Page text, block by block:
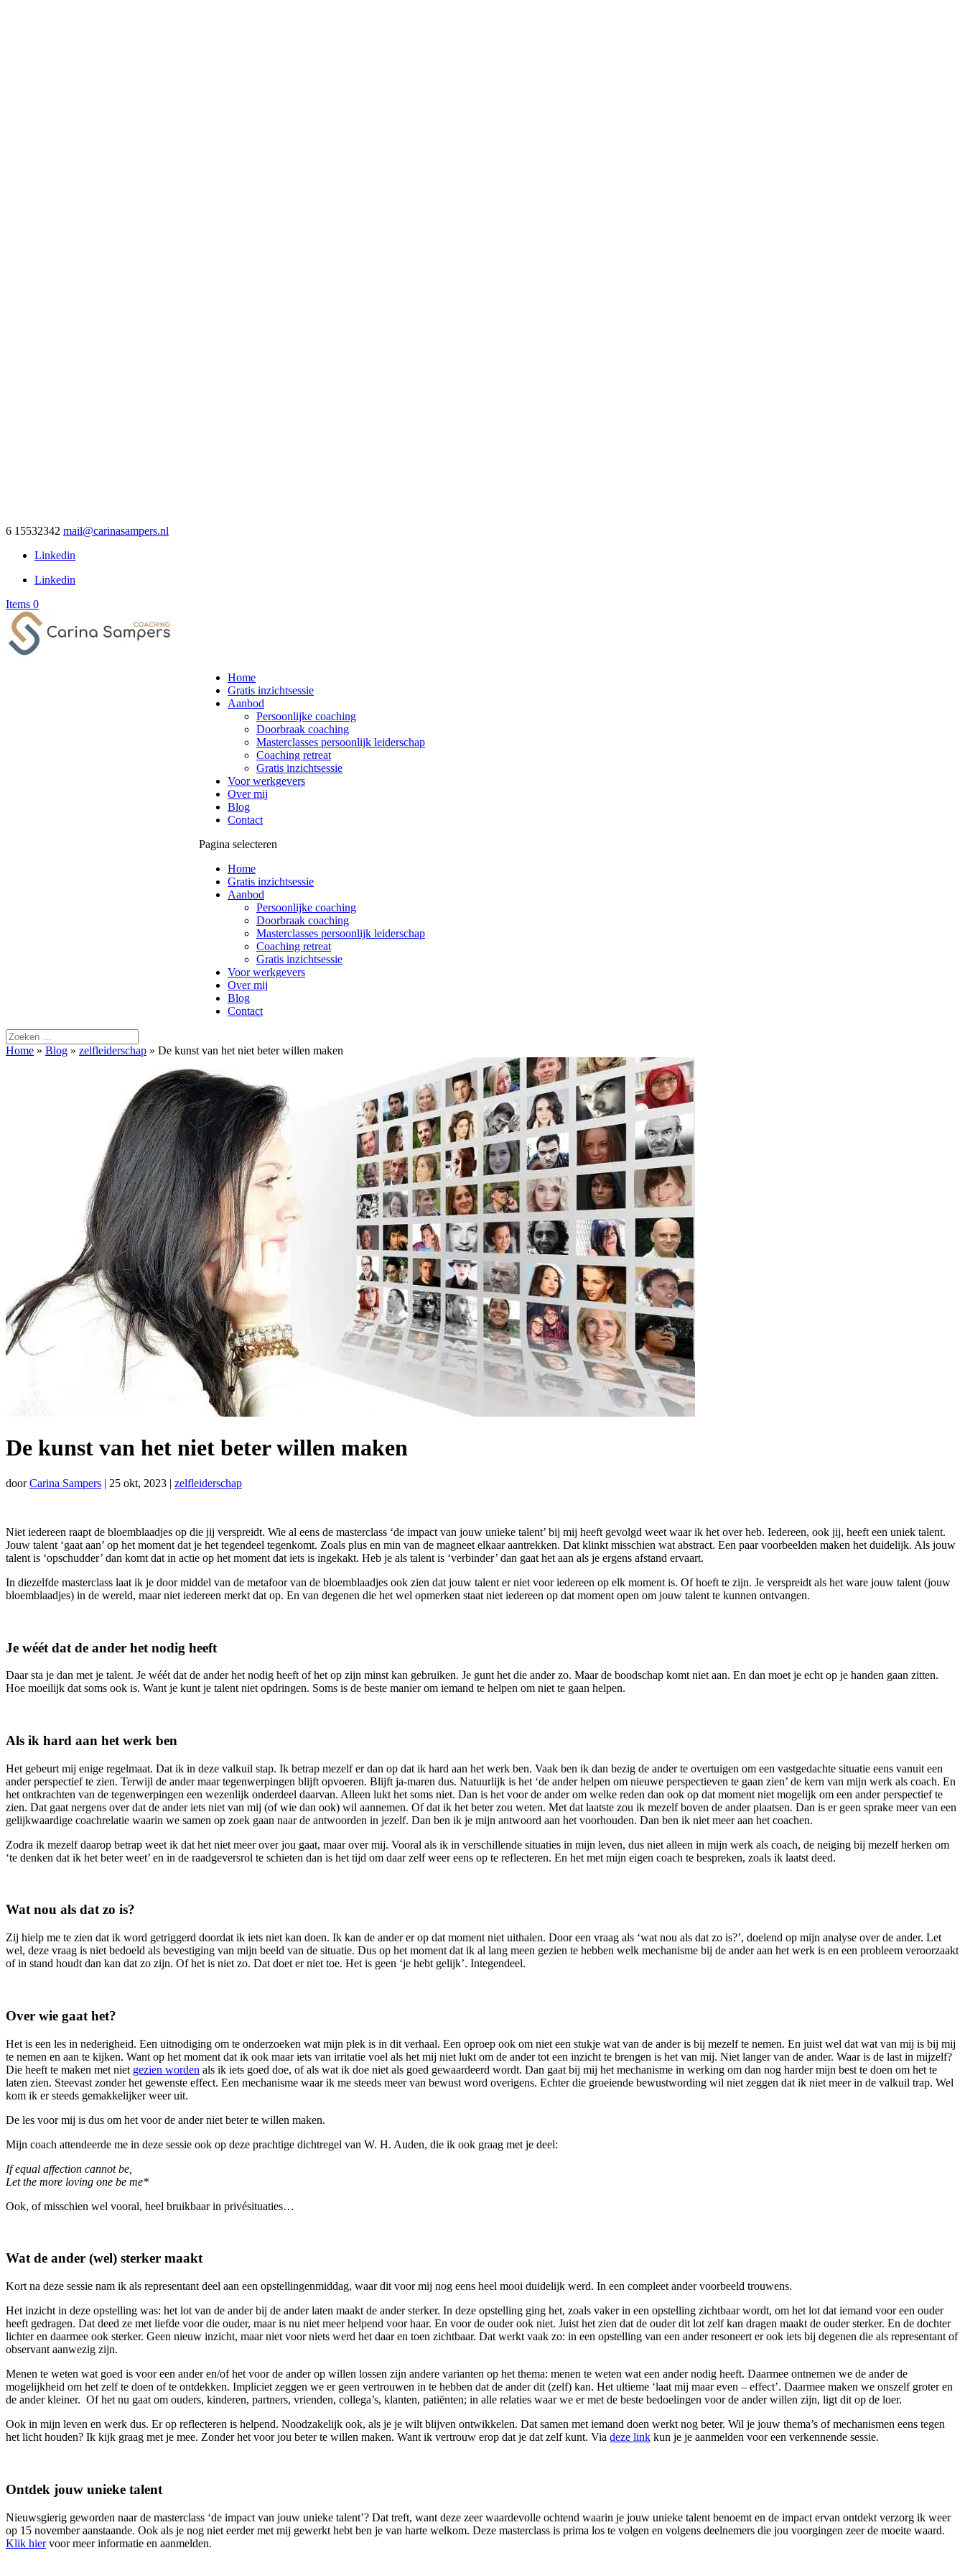
6 15532342 mail@carinasampers.nl
Linkedin
Linkedin
Items 0
Home
Gratis inzichtsessie
Aanbod
Persoonlijke coaching
Doorbraak coaching
Masterclasses persoonlijk leiderschap
Coaching retreat
Gratis inzichtsessie
Voor werkgevers
Over mij
Blog
Contact
Pagina selecteren
Home
Gratis inzichtsessie
Aanbod
Persoonlijke coaching
Doorbraak coaching
Masterclasses persoonlijk leiderschap
Coaching retreat
Gratis inzichtsessie
Voor werkgevers
Over mij
Blog
Contact
Home » Blog » zelfleiderschap » De kunst van het niet beter willen maken
De kunst van het niet beter willen maken
doorCarina Sampers | 25 okt, 2023 | zelfleiderschap
Niet iedereen raapt de bloemblaadjes op die jij verspreidt. Wie al eens de masterclass ‘de impact van jouw unieke talent’ bij mij heeft gevolgd weet waar ik het over heb. Iedereen, ook jij, heeft een uniek talent.
Jouw talent ‘gaat aan’ op het moment dat je het tegendeel tegenkomt. Zoals plus en min van de magneet elkaar aantrekken. Dat klinkt misschien wat abstract. Een paar voorbeelden maken het duidelijk. Als jouw
talent is ‘opschudder’ dan komt dat in actie op het moment dat iets is ingekakt. Heb je als talent is ‘verbinder’ dan gaat het aan als je ergens afstand ervaart.
In diezelfde masterclass laat ik je door middel van de metafoor van de bloemblaadjes ook zien dat jouw talent er niet voor iedereen op elk moment is. Of hoeft te zijn. Je verspreidt als het ware jouw talent (jouw
bloemblaadjes) in de wereld, maar niet iedereen merkt dat op. En van degenen die het wel opmerken staat niet iedereen op dat moment open om jouw talent te kunnen ontvangen.
Je wéét dat de ander het nodig heeft
Daar sta je dan met je talent. Je wéét dat de ander het nodig heeft of het op zijn minst kan gebruiken. Je gunt het die ander zo. Maar de boodschap komt niet aan. En dan moet je echt op je handen gaan zitten.
Hoe moeilijk dat soms ook is. Want je kunt je talent niet opdringen. Soms is de beste manier om iemand te helpen om niet te gaan helpen.
Als ik hard aan het werk ben
Het gebeurt mij enige regelmaat. Dat ik in deze valkuil stap. Ik betrap mezelf er dan op dat ik hard aan het werk ben. Vaak ben ik dan bezig de ander te overtuigen om een vastgedachte situatie eens vanuit een
ander perspectief te zien. Terwijl de ander maar tegenwerpingen blijft opvoeren. Blijft ja-maren dus. Natuurlijk is het ‘de ander helpen om nieuwe perspectieven te gaan zien’ de kern van mijn werk als coach. En
het ontkrachten van de tegenwerpingen een wezenlijk onderdeel daarvan. Alleen lukt het soms niet. Dan is het voor de ander om welke reden dan ook op dat moment niet mogelijk om een ander perspectief te
zien. Dat gaat nergens over dat de ander iets niet van mij (of wie dan ook) wil aannemen. Of dat ik het beter zou weten. Met dat laatste zou ik mezelf boven de ander plaatsen. Dan is er geen sprake meer van een
gelijkwaardige coachrelatie waarin we samen op zoek gaan naar de antwoorden in jezelf. Dan ben ik je mijn antwoord aan het voorhouden. Dan ben ik niet meer aan het coachen.
Zodra ik mezelf daarop betrap weet ik dat het niet meer over jou gaat, maar over mij. Vooral als ik in verschillende situaties in mijn leven, dus niet alleen in mijn werk als coach, de neiging bij mezelf herken om
‘te denken dat ik het beter weet’ en in de raadgeversrol te schieten dan is het tijd om daar zelf weer eens op te reflecteren. En het met mijn eigen coach te bespreken, zoals ik laatst deed.
Wat nou als dat zo is?
Zij hielp me te zien dat ik word getriggerd doordat ik iets niet kan doen. Ik kan de ander er op dat moment niet uithalen. Door een vraag als ‘wat nou als dat zo is?’, doelend op mijn analyse over de ander. Let
wel, deze vraag is niet bedoeld als bevestiging van mijn beeld van de situatie. Dus op het moment dat ik al lang meen gezien te hebben welk mechanisme bij de ander aan het werk is en een probleem veroorzaakt
of in stand houdt dan kan dat zo zijn. Of het is niet zo. Dat doet er niet toe. Het is geen ‘je hebt gelijk’. Integendeel.
Over wie gaat het?
Het is een les in nederigheid. Een uitnodiging om te onderzoeken wat mijn plek is in dit verhaal. Een oproep ook om niet een stukje wat van de ander is bij mezelf te nemen. En juist wel dat wat van mij is bij mij
te nemen en aan te kijken. Want op het moment dat ik ook maar iets van irritatie voel als het mij niet lukt om de ander tot een inzicht te brengen is het van mij. Niet langer van de ander. Waar is de last in mijzelf?
Die heeft te maken met niet gezien worden als ik iets goed doe, of als wat ik doe niet als goed gewaardeerd wordt. Dan gaat bij mij het mechanisme in werking om dan nog harder mijn best te doen om het te
laten zien. Steevast zonder het gewenste effect. Een mechanisme waar ik me steeds meer van bewust word overigens. Echter die groeiende bewustwording wil niet zeggen dat ik niet meer in de valkuil trap. Wel
kom ik er steeds gemakkelijker weer uit.
De les voor mij is dus om het voor de ander niet beter te willen maken.
Mijn coach attendeerde me in deze sessie ook op deze prachtige dichtregel van W. H. Auden, die ik ook graag met je deel:
If equal affection cannot be,
Let the more loving one be me*
Ook, of misschien wel vooral, heel bruikbaar in privésituaties…
Wat de ander (wel) sterker maakt
Kort na deze sessie nam ik als representant deel aan een opstellingenmiddag, waar dit voor mij nog eens heel mooi duidelijk werd. In een compleet ander voorbeeld trouwens.
Het inzicht in deze opstelling was: het lot van de ander bij de ander laten maakt de ander sterker. In deze opstelling ging het, zoals vaker in een opstelling zichtbaar wordt, om het lot dat iemand voor een ouder
heeft gedragen. Dat deed ze met liefde voor die ouder, maar is nu niet meer helpend voor haar. En voor de ouder ook niet. Juist het zien dat de ouder dit lot zelf kan dragen maakt de ouder sterker. En de dochter
lichter en daarmee ook sterker. Geen nieuw inzicht, maar niet voor niets werd het daar en toen zichtbaar. Dat werkt vaak zo: in een opstelling van een ander resoneert er ook iets bij degenen die als representant of
observant aanwezig zijn.
Menen te weten wat goed is voor een ander en/of het voor de ander op willen lossen zijn andere varianten op het thema: menen te weten wat een ander nodig heeft. Daarmee ontnemen we de ander de
mogelijkheid om het zelf te doen of te ontdekken. Impliciet zeggen we er geen vertrouwen in te hebben dat de ander dit (zelf) kan. Het ultieme ‘laat mij maar even – effect’. Daarmee maken we onszelf groter en
de ander kleiner. Of het nu gaat om ouders, kinderen, partners, vrienden, collega’s, klanten, patiënten; in alle relaties waar we er met de beste bedoelingen voor de ander willen zijn, ligt dit op de loer.
Ook in mijn leven en werk dus. Er op reflecteren is helpend. Noodzakelijk ook, als je je wilt blijven ontwikkelen. Dat samen met iemand doen werkt nog beter. Wil je jouw thema’s of mechanismen eens tegen
het licht houden? Ik kijk graag met je mee. Zonder het voor jou beter te willen maken. Want ik vertrouw erop dat je dat zelf kunt. Via deze link kun je je aanmelden voor een verkennende sessie.
Ontdek jouw unieke talent
Nieuwsgierig geworden naar de masterclass ‘de impact van jouw unieke talent’? Dat treft, want deze zeer waardevolle ochtend waarin je jouw unieke talent benoemt en de impact ervan ontdekt verzorg ik weer
op 15 november aanstaande. Ook als je nog niet eerder met mij gewerkt hebt ben je van harte welkom. Deze masterclass is prima los te volgen en volgens deelnemers die jou voorgingen zeer de moeite waard.
Klik hiervoor meer informatie en aanmelden.